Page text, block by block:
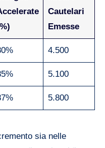
Cautelari
Emesse
4.500
5.100
5.800
sia nelle